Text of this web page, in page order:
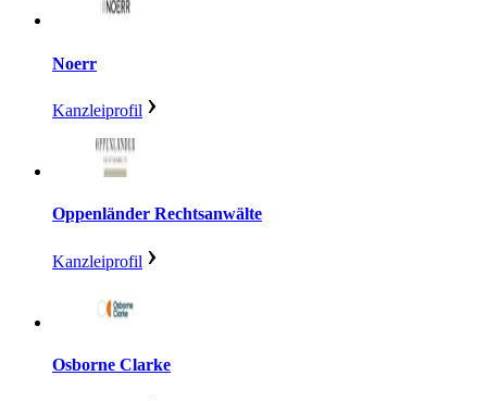
Noerr
Kanzleiprofil
Oppenländer Rechtsanwälte
Kanzleiprofil
Osborne Clarke